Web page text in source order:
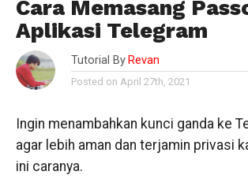
Cara Memasang
Aplikasi Telegram
Tutorial By Revan
Posted on April 27th, 2021
Ingin menambahkan kunci ganda ke
agar lebih aman dan terjamin privasi
ini caranya.